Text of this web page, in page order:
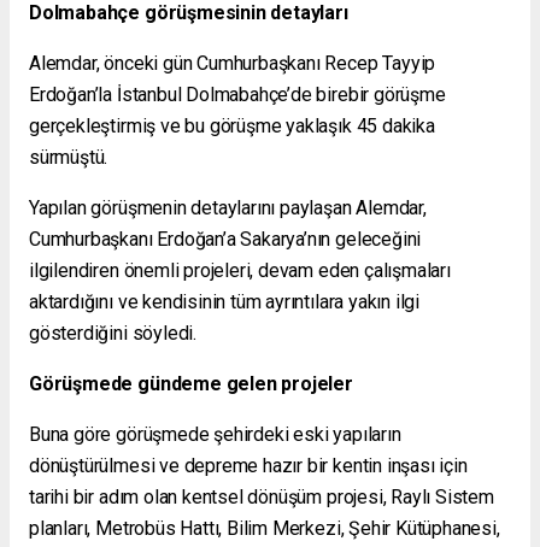
Dolmabahçe görüşmesinin detayları
Alemdar, önceki gün Cumhurbaşkanı Recep Tayyip
Erdoğan’la İstanbul Dolmabahçe’de birebir görüşme
gerçekleştirmiş ve bu görüşme yaklaşık 45 dakika
sürmüştü.
Yapılan görüşmenin detaylarını paylaşan Alemdar,
Cumhurbaşkanı Erdoğan’a Sakarya’nın geleceğini
ilgilendiren önemli projeleri, devam eden çalışmaları
aktardığını ve kendisinin tüm ayrıntılara yakın ilgi
gösterdiğini söyledi.
Görüşmede gündeme gelen projeler
Buna göre görüşmede şehirdeki eski yapıların
dönüştürülmesi ve depreme hazır bir kentin inşası için
tarihi bir adım olan kentsel dönüşüm projesi, Raylı Sistem
planları, Metrobüs Hattı, Bilim Merkezi, Şehir Kütüphanesi,